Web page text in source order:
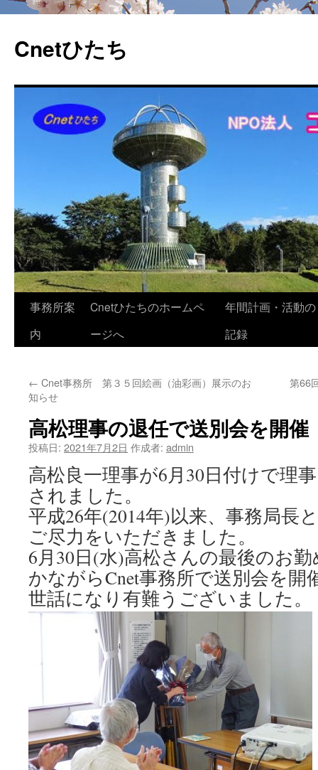
Cnetひたち
コ
ン
へ
ス
ッ
事務所案
内
Cnetひたちのホームペ
ージへ
年間計画・活動の
記録
← Cnet事務所 第３５回絵画（油彩画）展示のお
知らせ
第66
高松理事の退任で送別会を開催
投稿日: 2021年7月2日 作成者: admin
高松良一理事が6月30日付けで理
されました。
平成26年(2014年)以来、事務局長
ご尽力をいただきました。
6月30日(水)高松さんの最後のお
かながらCnet事務所で送別会を開
世話になり有難うございました